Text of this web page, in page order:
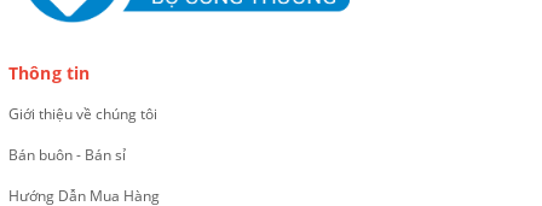
Thông tin
Giới thiệu về chúng tôi
Bán buôn - Bán sỉ
Hướng Dẫn Mua Hàng